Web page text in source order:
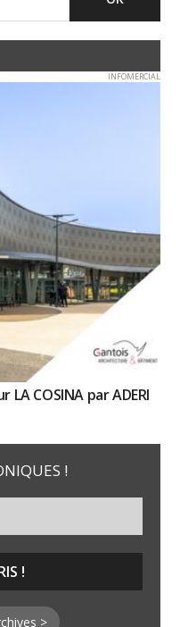
INFOMERCIAL
COSINA par ADERI
!
>